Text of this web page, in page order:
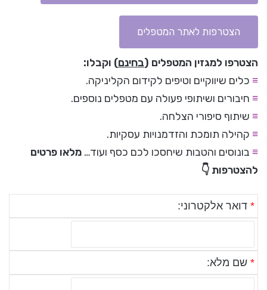
הצטרפות לאתר המטפלים
הצטרפו למגזין המטפלים (בחינם) וקבלו:
≡ כלים שיווקיים וטיפים לקידום הקליניקה.
≡ חיבורים ושיתופי פעולה עם מטפלים נוספים.
≡ שיתוף סיפורי הצלחה.
≡ קהילה תומכת והזדמנויות עסקיות.
≡ בונוסים והטבות שיחסכו לכם כסף ועוד… מלאו פרטים
להצטרפות 👇
*דואר אלקטרוני:
*שם מלא: